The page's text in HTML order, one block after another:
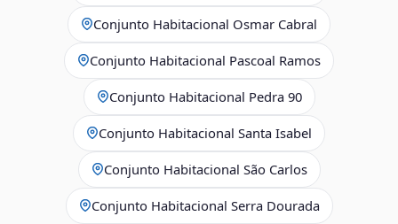
Conjunto Habitacional Osmar Cabral
Conjunto Habitacional Pascoal Ramos
Conjunto Habitacional Pedra 90
Conjunto Habitacional Santa Isabel
Conjunto Habitacional São Carlos
Conjunto Habitacional Serra Dourada